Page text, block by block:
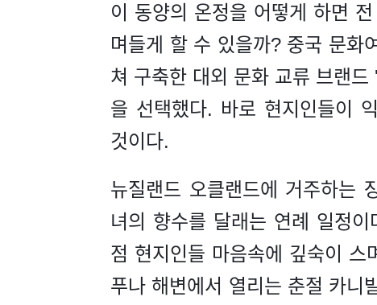
이 동양의 온정을 어떻게 하면
며들게 할 수 있을까? 중국 문
쳐 구축한 대외 문화 교류 브랜
을 선택했다. 바로 현지인들이
것이다.
뉴질랜드 오클랜드에 거주하는
녀의 향수를 달래는 연례 일정
점 현지인들 마음속에 깊숙이
푸나 해변에서 열리는 춘절 카니